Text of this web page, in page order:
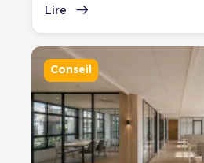
Lire
Conseil